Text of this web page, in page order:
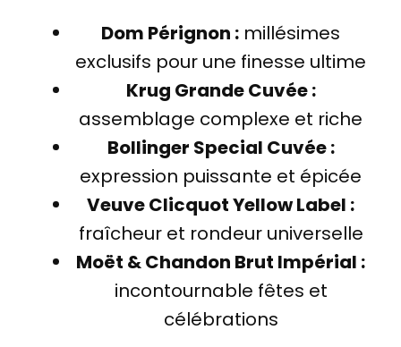
Dom Pérignon : millésimes
exclusifs pour une finesse ultime
Krug Grande Cuvée :
assemblage complexe et riche
Bollinger Special Cuvée :
expression puissante et épicée
Veuve Clicquot Yellow Label :
fraîcheur et rondeur universelle
Moët & Chandon Brut Impérial :
incontournable fêtes et
célébrations